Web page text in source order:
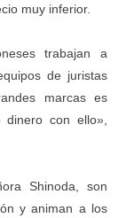
muy inferior.
trabajan a
de juristas
marcas es
con ello»,
Shinoda, son
y animan a los